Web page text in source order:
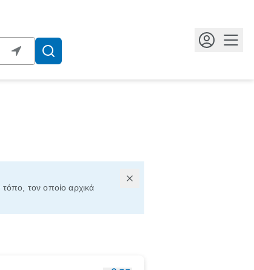
τόπο, τον οποίο αρχικά